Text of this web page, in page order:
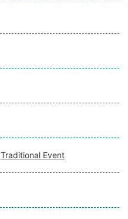
Traditional Event